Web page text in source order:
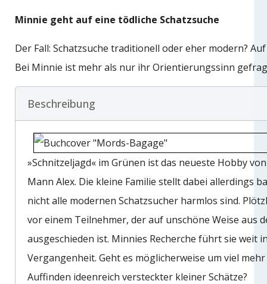
Minnie geht auf eine tödliche Schatzsuche
Der Fall: Schatzsuche traditionell oder eher modern?
Bei Minnie ist mehr als nur ihr Orientierungssinn
Beschreibung
»Schnitzeljagd« im Grünen ist das neueste Hobby
Mann Alex. Die kleine Familie stellt dabei allerdings
nicht alle modernen Schatzsucher harmlos sind.
vor einem Teilnehmer, der auf unschöne Weise aus
ausgeschieden ist. Minnies Recherche führt sie weit
Vergangenheit. Geht es möglicherweise um viel mehr
Auffinden ideenreich versteckter kleiner Schätze?